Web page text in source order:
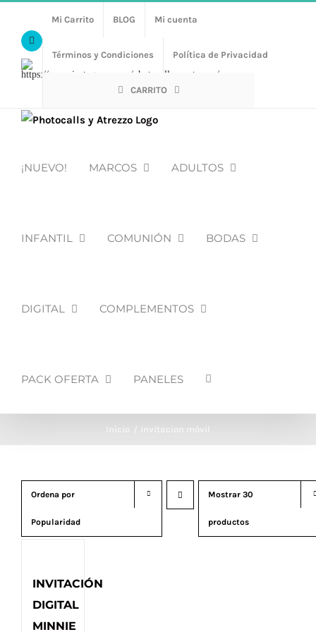
contenidoFacebook
Https://www.instagram.com/photocalls_y_atrezzo/
Mi Carrito BLOG Mi cuenta
Términos y Condiciones Política de Privacidad
CARRITO
¡NUEVO! MARCOS ADULTOS
INFANTIL COMUNIÓN BODAS
DIGITAL COMPLEMENTOS
PACK OFERTA PANELES
Inicio invitacion móvil
Ordena por
Popularidad
Mostrar 30
productos
INVITACIÓN
DIGITAL
MINNIE